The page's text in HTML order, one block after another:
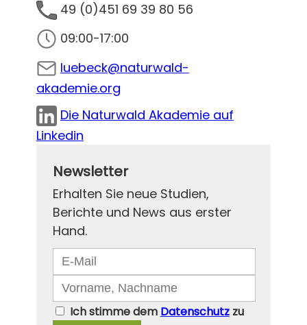
49 (0)451 69 39 80 56
09:00-17:00
luebeck@naturwald-
akademie.org
Die Naturwald Akademie auf
Linkedin
Newsletter
Erhalten Sie neue Studien,
Berichte und News aus erster
Hand.
Ich stimme dem Datenschutzzu